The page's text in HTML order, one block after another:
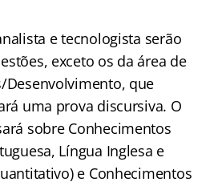
e tecnologista serão
exceto os da área de
Desenvolvimento, que
uma prova discursiva. O
sobre Conhecimentos
Língua Inglesa e
e Conhecimentos